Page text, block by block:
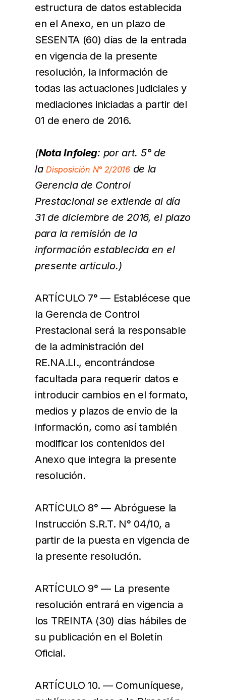
estructura de datos establecida
en el Anexo, en un plazo de
SESENTA (60) días de la entrada
en vigencia de la presente
resolución, la información de
todas las actuaciones judiciales y
mediaciones iniciadas a partir del
01 de enero de 2016.
(Nota Infoleg: por art. 5° de
laDisposición N° 2/2016de la
Gerencia de Control
Prestacional se extiende al día
31 de diciembre de 2016, el plazo
para la remisión de la
información establecida en el
presente artículo.)
ARTÍCULO 7° — Establécese que
la Gerencia de Control
Prestacional será la responsable
de la administración del
RE.NA.LI., encontrándose
facultada para requerir datos e
introducir cambios en el formato,
medios y plazos de envío de la
información, como así también
modificar los contenidos del
Anexo que integra la presente
resolución.
ARTÍCULO 8° — Abróguese la
Instrucción S.R.T. N° 04/10, a
partir de la puesta en vigencia de
la presente resolución.
ARTÍCULO 9° — La presente
resolución entrará en vigencia a
los TREINTA (30) días hábiles de
su publicación en el Boletín
Oficial.
ARTÍCULO 10. — Comuníquese,